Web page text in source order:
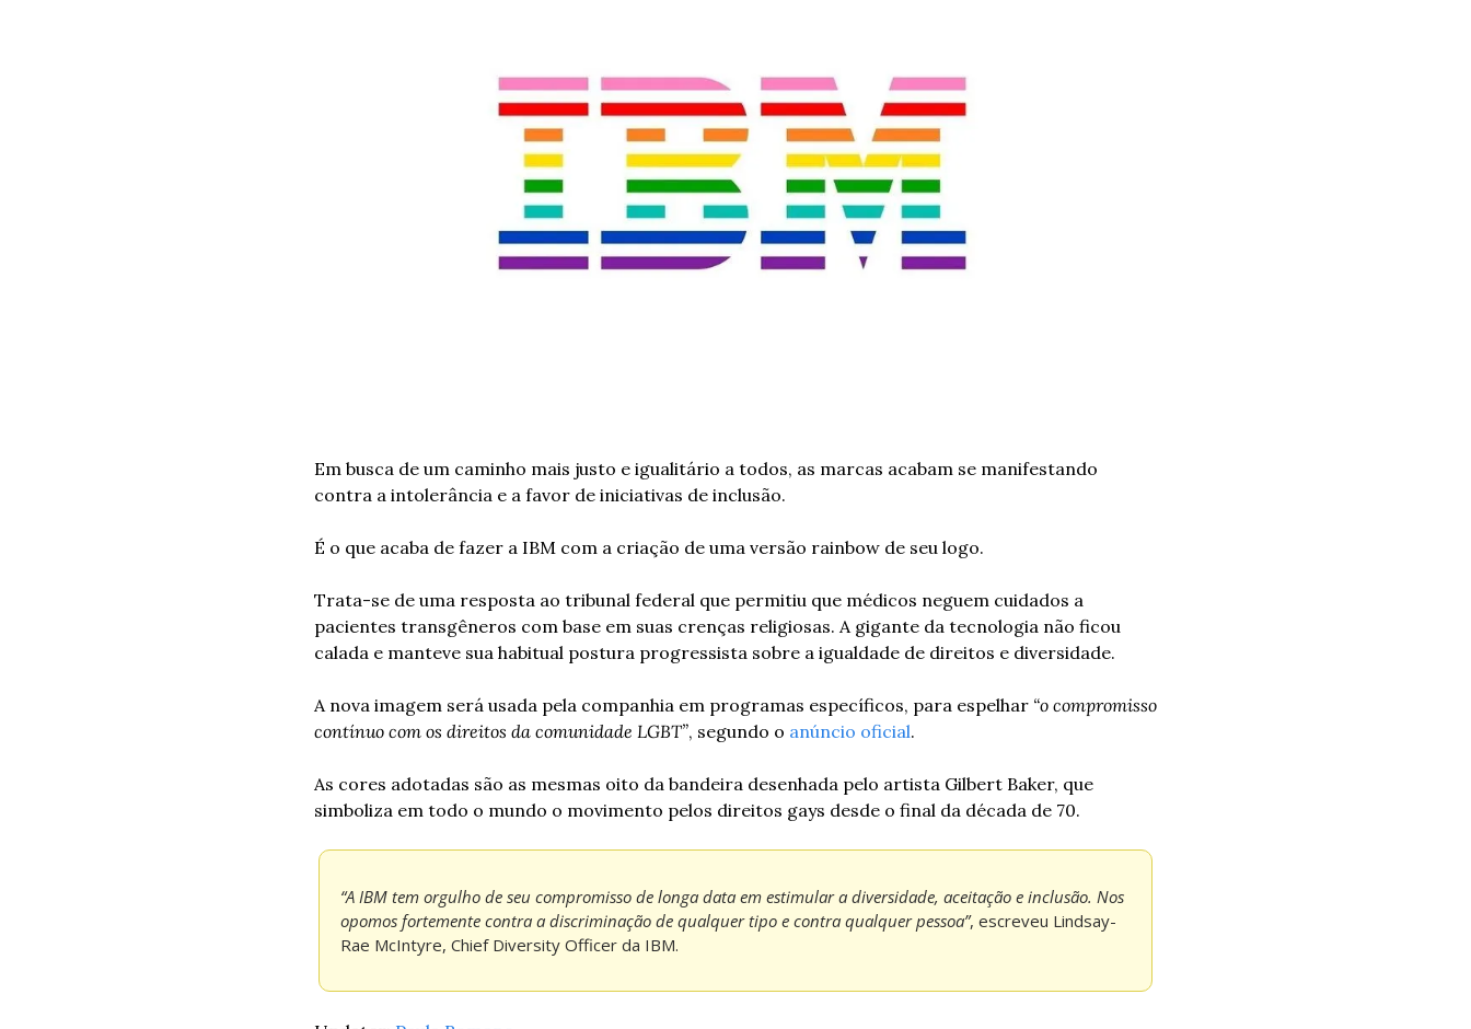
Em busca de um caminho mais justo e igualitário a todos, as marcas acabam se manifestando
contra a intolerância e a favor de iniciativas de inclusão.
É o que acaba de fazer a IBM com a criação de uma versão rainbow de seu logo.
Trata-se de uma resposta ao tribunal federal que permitiu que médicos neguem cuidados a
pacientes transgêneros com base em suas crenças religiosas. A gigante da tecnologia não ficou
calada e manteve sua habitual postura progressista sobre a igualdade de direitos e diversidade.
A nova imagem será usada pela companhia em programas específicos, para espelhar “o compromisso
contínuo com os direitos da comunidade LGBT”, segundo o anúncio oficial.
As cores adotadas são as mesmas oito da bandeira desenhada pelo artista Gilbert Baker, que
simboliza em todo o mundo o movimento pelos direitos gays desde o final da década de 70.
“A IBM tem orgulho de seu compromisso de longa data em estimular a diversidade, aceitação e inclusão. Nos
opomos fortemente contra a discriminação de qualquer tipo e contra qualquer pessoa”, escreveu Lindsay-
Rae McIntyre, Chief Diversity Officer da IBM.